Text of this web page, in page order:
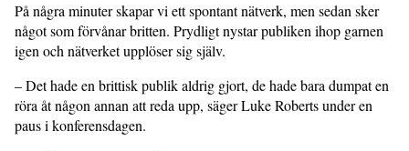
På några minuter skapar vi ett spontant nätverk, men sedan sker
något som förvånar britten. Prydligt nystar publiken ihop garnen
igen och nätverket upplöser sig själv.
– Det hade en brittisk publik aldrig gjort, de hade bara dumpat en
röra åt någon annan att reda upp, säger Luke Roberts under en
paus i konferensdagen.